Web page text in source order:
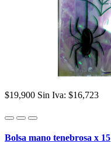
$19,900 Sin Iva: $16,723
Bolsa mano tenebrosa x 15